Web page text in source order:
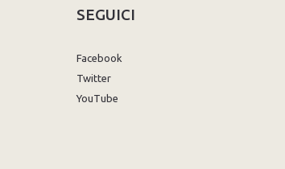
SEGUICI
Facebook
Twitter
YouTube